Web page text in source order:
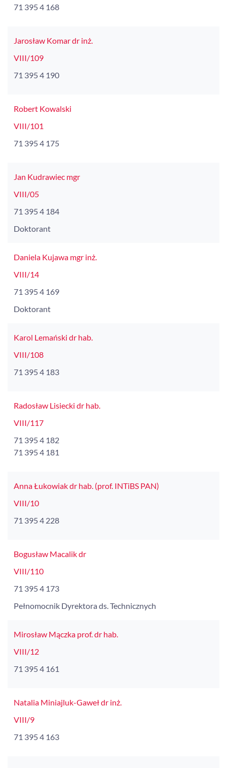
71 395 4 168
Jarosław Komar dr inż.
VIII/109
71 395 4 190
Robert Kowalski
VIII/101
71 395 4 175
Jan Kudrawiec mgr
VIII/05
71 395 4 184
Doktorant
Daniela Kujawa mgr inż.
VIII/14
71 395 4 169
Doktorant
Karol Lemański dr hab.
VIII/108
71 395 4 183
Radosław Lisiecki dr hab.
VIII/117
71 395 4 182
71 395 4 181
Anna Łukowiak dr hab. (prof. INTiBS PAN)
VIII/10
71 395 4 228
Bogusław Macalik dr
VIII/110
71 395 4 173
Pełnomocnik Dyrektora ds. Technicznych
Mirosław Mączka prof. dr hab.
VIII/12
71 395 4 161
Natalia Miniajluk-Gaweł dr inż.
VIII/9
71 395 4 163